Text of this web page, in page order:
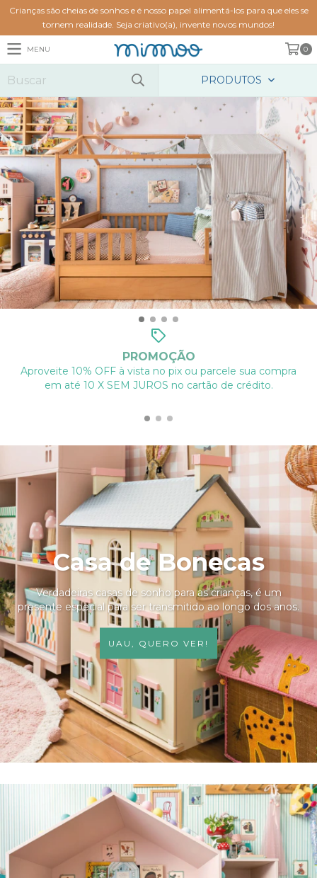
Crianças são cheias de sonhos e é nosso papel alimentá-los para que eles se
tornem realidade. Seja criativo(a), invente novos mundos!
MENU 0
PRODUTOS
PROMOÇÃO
Aproveite 10% OFF à vista no pix ou parcele sua compra
em até 10 X SEM JUROS no cartão de crédito.
Casa de Bonecas
Verdadeiras casas de sonho para as crianças, é um
presente especial para ser transmitido ao longo dos anos.
UAU, QUERO VER!